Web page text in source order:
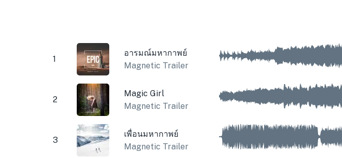
1
อารมณ์มหากาพย์
Magnetic Trailer
2
Magic Girl
Magnetic Trailer
3
เพื่อนมหากาพย์
Magnetic Trailer